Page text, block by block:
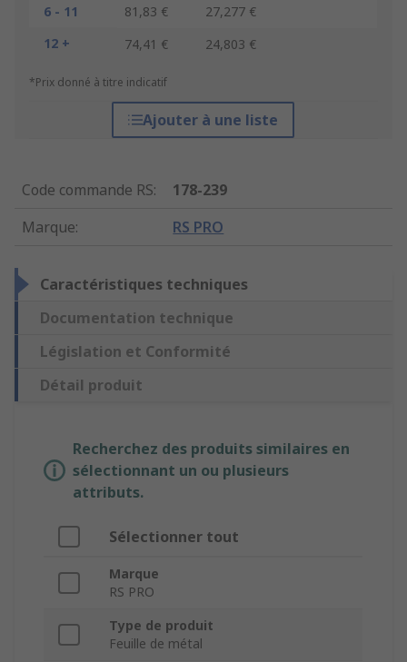
6 - 11
81,83 €
27,277 €
12 +
74,41 € 24,803 €
*Prix donné à titre indicatif
Ajouter à une liste
Code commande RS:
178-239
Marque: RS PRO
Caractéristiques techniques
Documentation technique
Législation et Conformité
Détail produit
Recherchez des produits similaires en
sélectionnant un ou plusieurs
attributs.
Sélectionner tout
Marque
RS PRO
Type de produit
Feuille de métal